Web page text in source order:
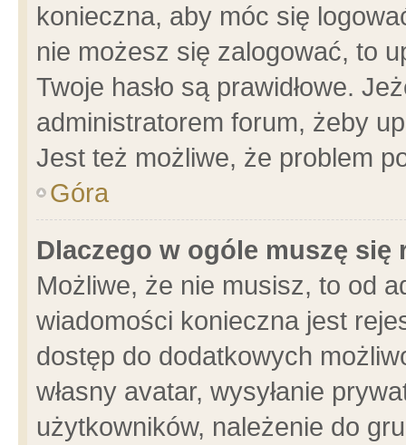
konieczna, aby móc się
nie możesz się zalogować, to
Twoje hasło są prawidłowe.
administratorem forum, żeby
Jest też możliwe, że problem
Góra
Dlaczego w ogóle muszę się
Możliwe, że nie musisz, to od
wiadomości konieczna jest
dostęp do dodatkowych
własny avatar, wysyłanie
użytkowników, należenie do